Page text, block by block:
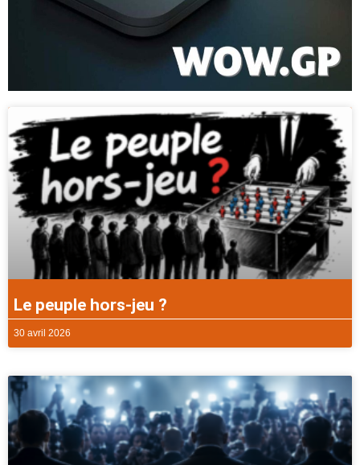
Le peuple hors-jeu ?
30 avril 2026